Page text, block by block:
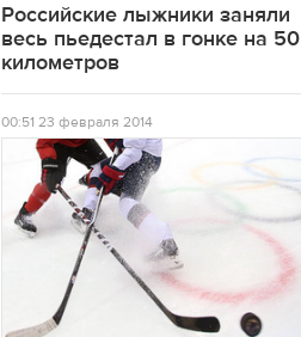
Российские лыжники заняли
весь пьедестал в гонке на 50
километров
00:51 23 февраля 2014